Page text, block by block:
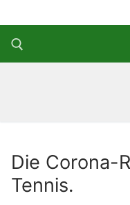
Inhalt
springen
Die Corona-
Tennis.